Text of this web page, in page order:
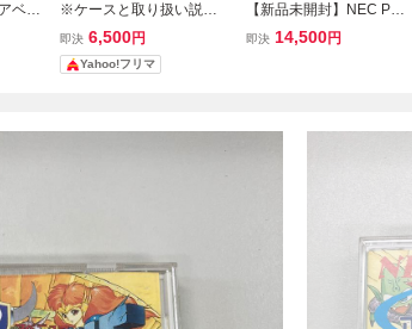
ベニ
II C
※ケースと取り扱い説明
書無しのQuiz Avenue III
クイズアベニュー3 NEC
PCエンジン SUPER CD-
即決 6,500円
Yahoo!フリマ
【新品未開封】NEC PC
エンジン クイズアベニュ
即決 14,500円